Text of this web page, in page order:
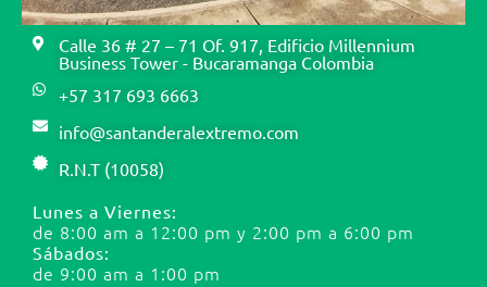
Calle 36 # 27 – 71 Of. 917, Edificio Millennium
Business Tower - Bucaramanga Colombia
+57 317 693 6663
info@santanderalextremo.com
R.N.T (10058)
Lunes a Viernes:
de 8:00 am a 12:00 pm y 2:00 pm a 6:00 pm
Sábados:
de 9:00 am a 1:00 pm